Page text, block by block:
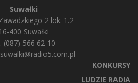
Suwałki
2 lok. 1.2
400 Suwałki
(087) 566 62 10
KONKURSY
LUDZIE RADIA